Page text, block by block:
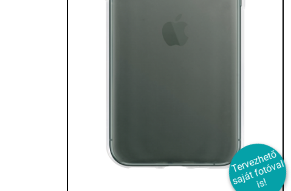
T
er
v
e
z
h
et
ő
s
aj
át
f
ot
ó
v
al
i
s!